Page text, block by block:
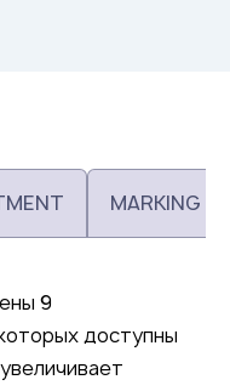
MARKING
9
доступны